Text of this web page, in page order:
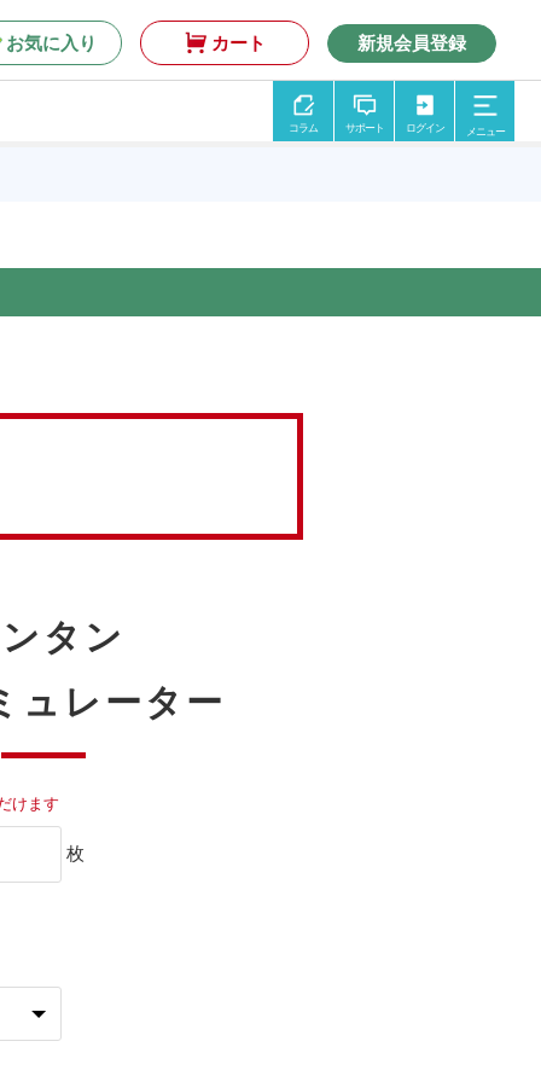
お気に入り カート 新規会員登録
コラム サポート ログイン メニュー
タン
ュレーター
けます
枚